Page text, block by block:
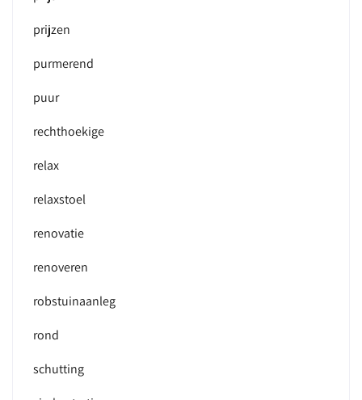
prijzen
purmerend
puur
rechthoekige
relax
relaxstoel
renovatie
renoveren
robstuinaanleg
rond
schutting